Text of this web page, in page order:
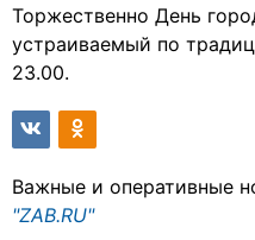
Торжественно День
устраиваемый по
23.00.
Важные и оперативные
"ZAB.RU"